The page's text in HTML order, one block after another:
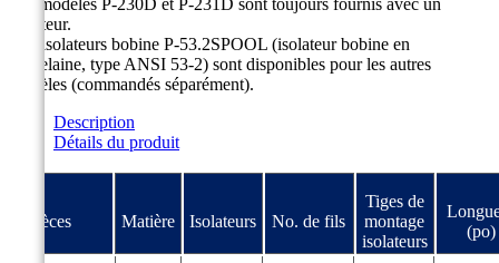
Les modèles P-230D et P-231D sont toujours fournis avec un
isolateur.
Des isolateurs bobine P-53.2SPOOL (isolateur bobine en
porcelaine, type ANSI 53-2) sont disponibles pour les autres
modèles (commandés séparément).
Description
Détails du produit
#Pièces Matière Isolateurs No. de fils
Tiges de
montage
isolateurs
(po)